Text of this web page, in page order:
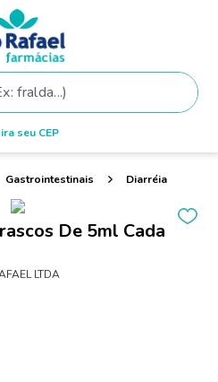
seu CEP
Gastrointestinais Diarréia
De 5ml Cada
LTDA